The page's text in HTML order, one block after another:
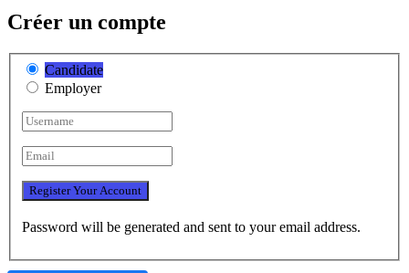
Créer un compte
Candidate
Employer
Password will be generated and sent to your email address.